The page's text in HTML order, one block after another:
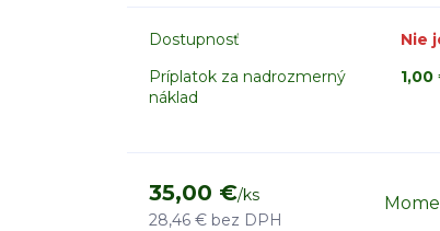
Dostupnosť
Nie
Príplatok za nadrozmerný
náklad
1,00
35,00 €/ks
28,46 € bez DPH